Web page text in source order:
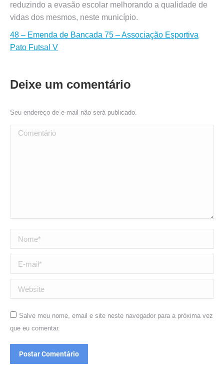
reduzindo a evasão escolar melhorando a qualidade de
vidas dos mesmos, neste município.
48 – Emenda de Bancada 75 – Associação Esportiva
Pato Futsal V
Deixe um comentário
Seu endereço de e-mail não será publicado.
Comentário
Nome *
E-mail *
Website
Salve meu nome, email e site neste navegador para a próxima vez
que eu comentar.
Postar Comentário